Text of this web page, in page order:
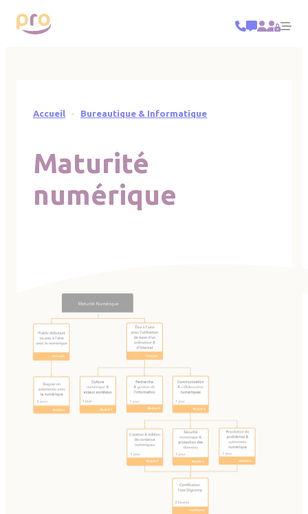
Title
Fil d'Ariane
Accueil Bureautique & Informatique
Maturité
numérique